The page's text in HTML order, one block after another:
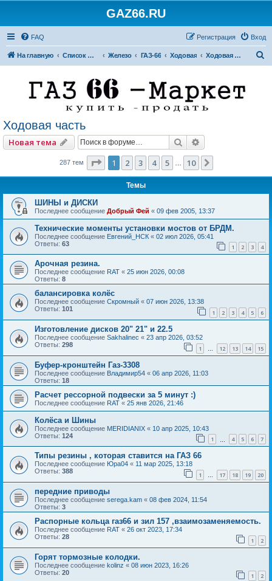
GAZ66.RU
FAQ Вход
Регистрация
На главную Список форумов Железо ГАЗ-66 Ходовая Ходовая часть
Ходовая часть
Новая тема Поиск
287 тем Страница из 10
1 2 3 4 5 10
Темы
ШИНЫ и ДИСКИ
Последнее сообщение Добрый Фей « 09 фев 2005, 13:37
Технические моменты установки мостов от БРДМ.
Последнее сообщение Евгений_НСК « 02 июл 2026, 05:41
Ответы: 63 1 2 3 4
Арочная резина.
Последнее сообщение RAT « 25 июн 2026, 00:08
Ответы: 8
балансировка колёс
Последнее сообщение Скромный « 07 июн 2026, 13:38
Ответы: 101 1 2 3 4 5 6
Изготовление дисков 20" 21" и 22.5
Последнее сообщение Sakhalinec « 23 апр 2026, 03:52
Ответы: 298 1 … 12 13 14 15
Буфер-кронштейн Газ-3308
Последнее сообщение Владимир54 « 06 апр 2026, 11:03
Ответы: 18
Расчет рессорной подвески за 5 минут :)
Последнее сообщение RAT « 25 янв 2026, 21:46
Колёса и Шины
Последнее сообщение MERIDIANIX « 10 апр 2025, 10:43
Ответы: 124 1 4 5 6 7
Типы резины , которая ставится на ГАЗ 66
Последнее сообщение Юра04 « 11 мар 2025, 13:18
Ответы: 388 1 … 17 18 19 20
передние приводы
Последнее сообщение serega.kam « 08 фев 2024, 11:54
Ответы: 3
Распорные кольца газ66 и зил 157 ,взаимозаменяемость.
Последнее сообщение RAT « 26 окт 2023, 17:34
Ответы: 28 1 2
Горят тормозные колодки.
Последнее сообщение kolinz « 08 июн 2023, 16:26
Ответы: 20 1 2